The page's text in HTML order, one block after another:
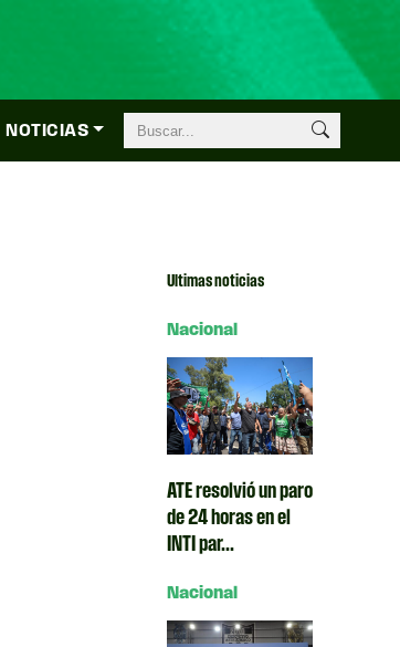
NOTICIAS
Ultimas noticias
Nacional
ATE resolvió un paro
de 24 horas en el
INTI par...
Nacional